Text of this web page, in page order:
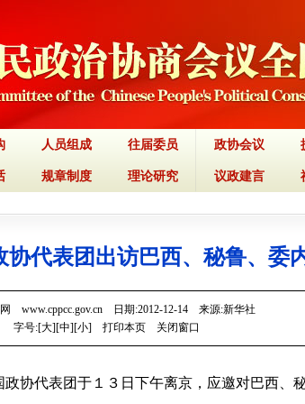
人员组成 往届委员
规章制度 理论研究
政协会议
议政建言
协代表团出访巴西、秘鲁、委
www.cppcc.gov.cn 日期:2012-12-14 来源:新华社
字号:[大][中][小] 打印本页 关闭窗口
协代表团于１３日下午离京，应邀对巴西、